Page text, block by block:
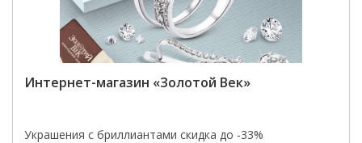
Интернет-магазин «Золотой Век»
Украшения с бриллиантами скидка до -33%